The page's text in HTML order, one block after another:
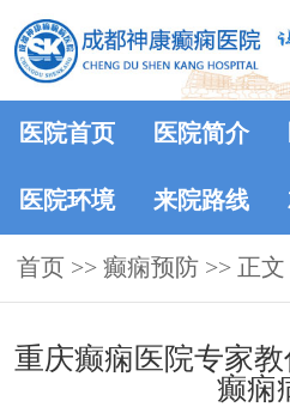
医院首页 医院简介
医院环境 来院路线
首页 >> 癫痫预防 >> 正文
重庆癫痫医院专家
癫痫